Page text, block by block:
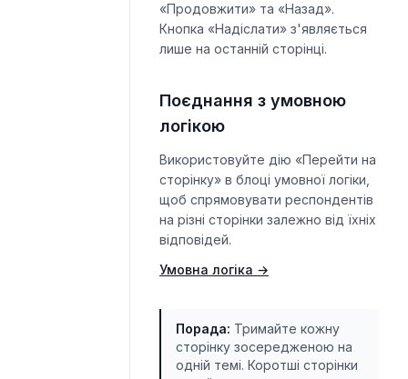
«Продовжити» та «Назад».
Кнопка «Надіслати» з'являється
лише на останній сторінці.
Поєднання з умовною
логікою
Використовуйте дію «Перейти на
сторінку» в блоці умовної логіки,
щоб спрямовувати респондентів
на різні сторінки залежно від їхніх
відповідей.
Умовна логіка →
Порада: Тримайте кожну
сторінку зосередженою на
одній темі. Коротші сторінки